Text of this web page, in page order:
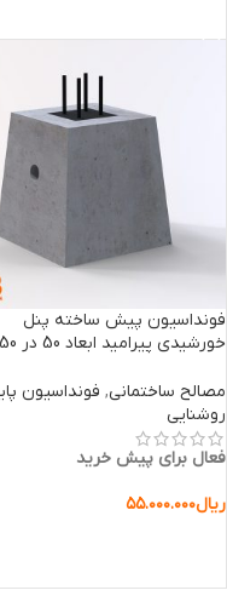
فونداسیون پیش ساخته پنل
خورشیدی پیرامید ابعاد 50 در 50
مصالح ساختمانی, فونداسیون
روشنایی
فعال برای پیش خرید
ریال۵۵.۰۰۰.۰۰۰